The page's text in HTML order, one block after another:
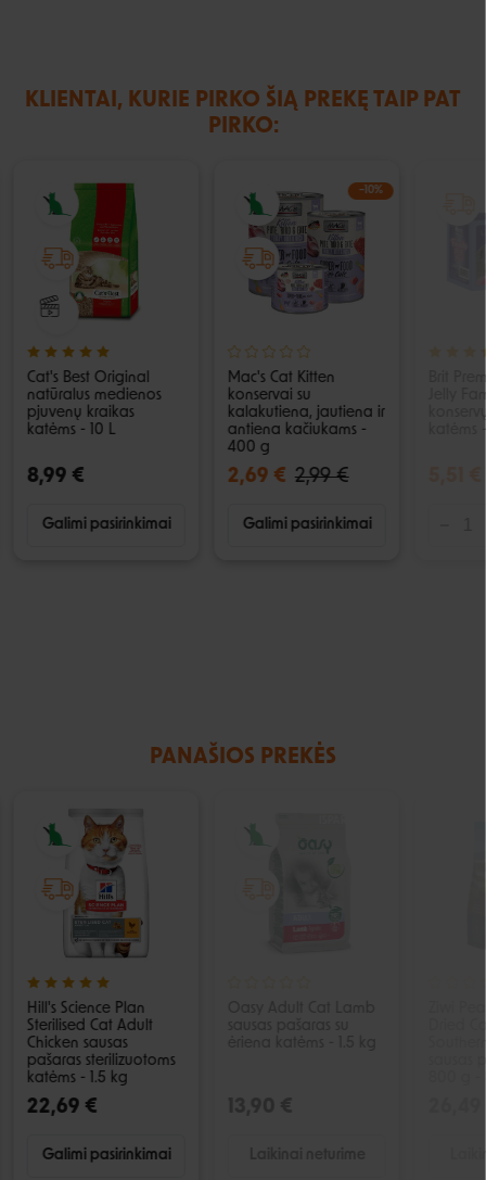
KLIENTAI, KURIE PIRKO ŠIĄ PREKĘ TAIP PAT
PIRKO:
Cat's Best Original
natūralus medienos
pjuvenų kraikas
katėms - 10 L
8,99 €
Galimi pasirinkimai
−10%
Mac's Cat Kitten
konservai su
kalakutiena, jautiena ir
antiena kačiukams -
400 g
2,69 € 2,99 €
Galimi pasirinkimai
Brit
Jelly
katėms
PANAŠIOS PREKĖS
Hill's Science Plan
Sterilised Cat Adult
Chicken sausas
pašaras sterilizuotoms
katėms - 1.5 kg
22,69 €
Galimi pasirinkimai